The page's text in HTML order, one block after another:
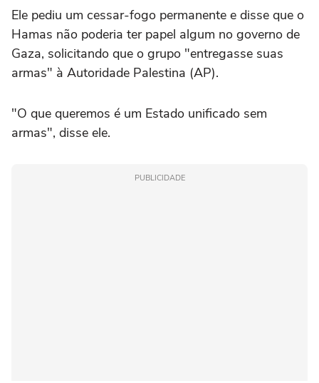
Ele pediu um cessar-fogo permanente e disse que o
Hamas não poderia ter papel algum no governo de
Gaza, solicitando que o grupo "entregasse suas
armas" à Autoridade Palestina (AP).
"O que queremos é um Estado unificado sem
armas", disse ele.
PUBLICIDADE